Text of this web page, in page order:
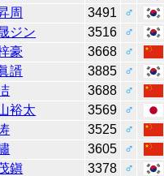
周 3491
♂
ジン 3516
♂
豪 3668
♂
諝 3885
♂
3688
♂
裕太 3569
♂
3525
♂
3605
♂
鎭 3378
♂